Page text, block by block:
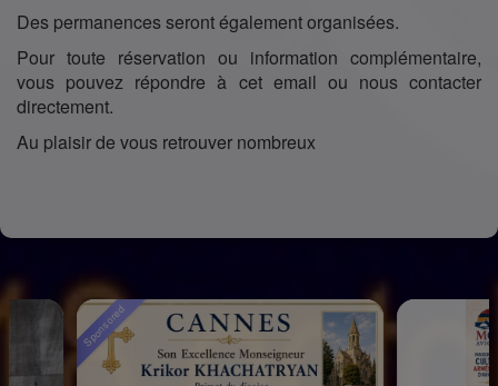
Des permanences seront également organisées.
Pour toute réservation ou information complémentaire,
vous pouvez répondre à cet email ou nous contacter
directement.
Au plaisir de vous retrouver nombreux